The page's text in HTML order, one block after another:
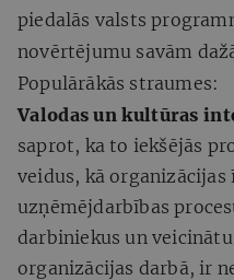
piedalās valsts
novērtējumu savām
Populārākās straumes:
Valodas un kultūras
saprot, ka to iekšējās
veidus, kā organizācijas
uzņēmējdarbības
darbiniekus un
organizācijas darbā, ir